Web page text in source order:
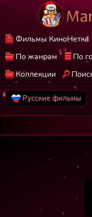
Фильмы КиноНетка
По жанрам
По
Коллекции
Русские фильмы